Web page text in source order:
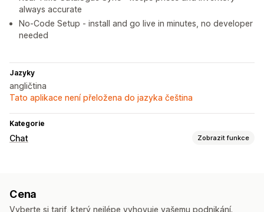
always accurate
No-Code Setup - install and go live in minutes, no developer
needed
Jazyky
angličtina
Tato aplikace není přeložena do jazyka čeština
Kategorie
Chat Zobrazit funkce
Cena
Vyberte si tarif, který nejlépe vyhovuje vašemu podnikání.